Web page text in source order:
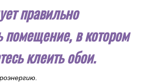
правильно
помещение, в котором
клеить обои.